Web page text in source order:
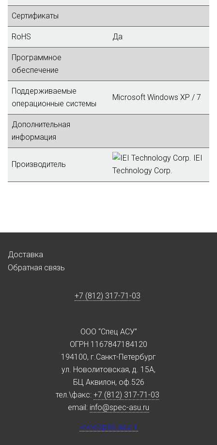
Сертификаты
RoHS Да
Программное
обеспечение
Поддерживаемые
операционные системы
Microsoft Windows XP / 7
Дополнительная
информация
Производитель
IEI
Technology Corp.
Доставка
Обратная связь
+7 (812) 317-71-03
ООО “Спец АСУ”
ОГРН 1167847184120
194100, г.Санкт-Петербург
ул. Новолитовская, д. 15А,
БЦ Аквилон, оф.526
тел.\факс: +7 (812) 317-71-03
email: info@spec-asu.ru
www.spec-asu.ru